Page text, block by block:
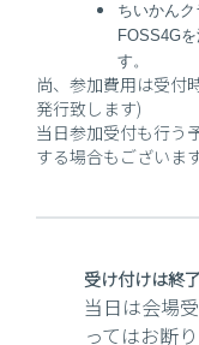
ちいかん
FOSS4G
す。
尚、参加費用は受付
発行致します)
当日参加受付も行う
する場合もございま
受け付けは終
当日は会場
ってはお断